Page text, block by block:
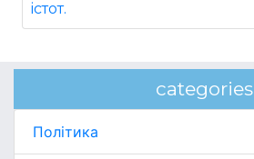
істот.
categories
Політика